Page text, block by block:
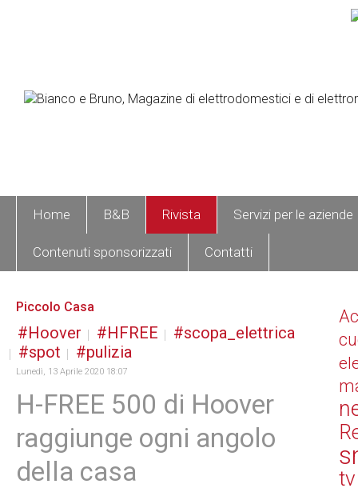
Home B&B Rivista Servizi per le aziende
Contenuti sponsorizzati Contatti
Piccolo Casa
Hoover HFREE
scopa_elettrica
spot
pulizia
Lunedì, 13 Aprile 2020 18:07
H-FREE 500 di Hoover
raggiunge ogni angolo
della casa
tv